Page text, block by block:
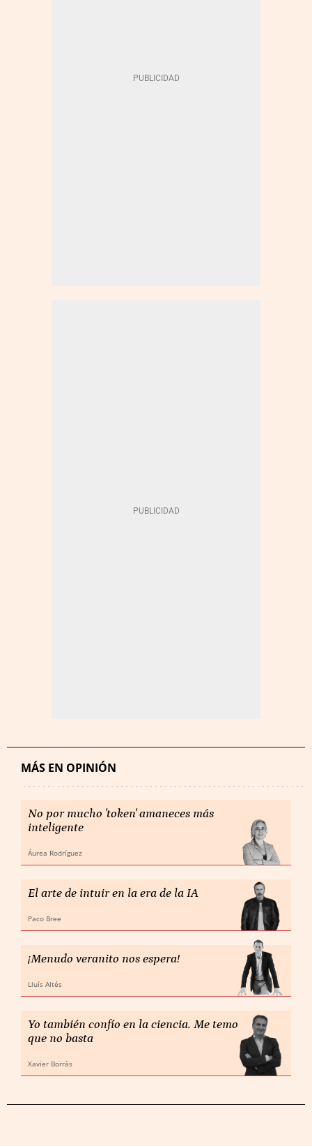
MÁS EN OPINIÓN
No por mucho 'token' amaneces más
inteligente
Áurea Rodríguez
El arte de intuir en la era de la IA
Paco Bree
¡Menudo veranito nos espera!
Lluís Altés
Yo también confío en la ciencia. Me temo
que no basta
Xavier Borràs